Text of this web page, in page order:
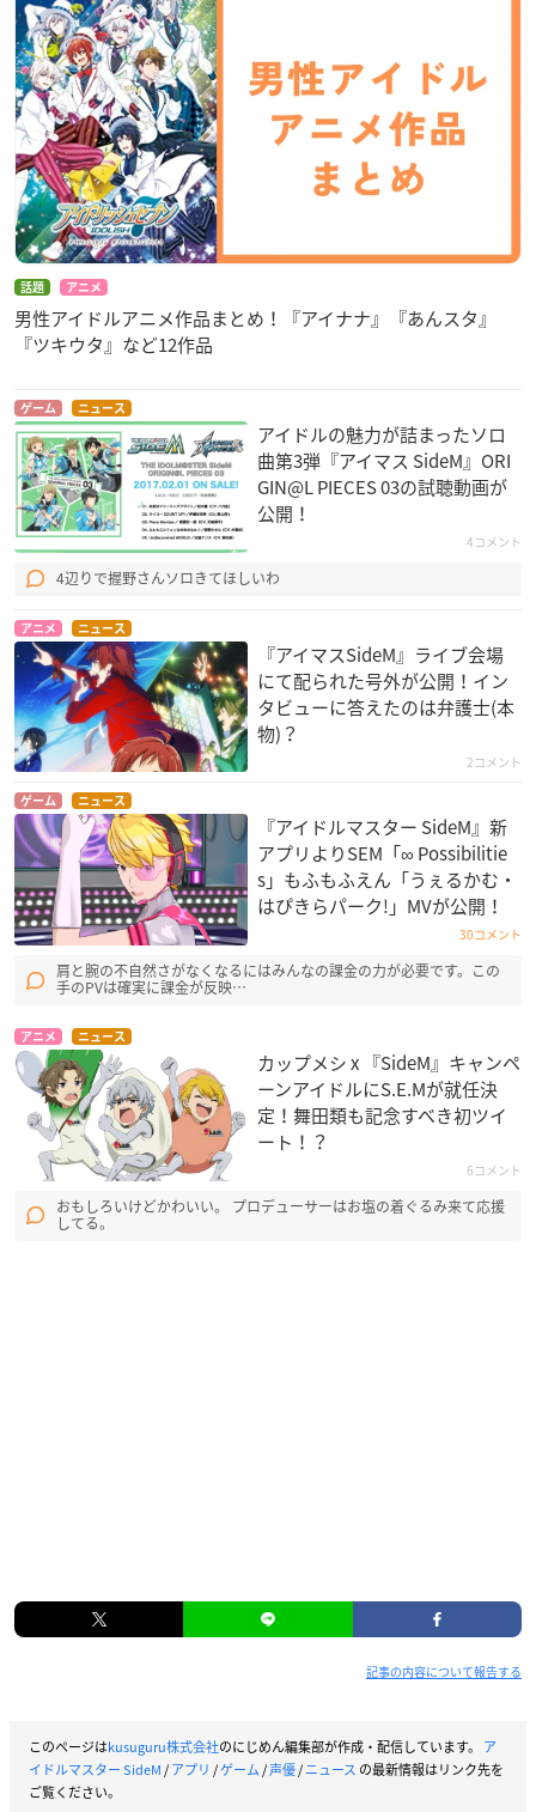
話題 アニメ
男性アイドルアニメ作品まとめ！『アイナナ』『あんスタ』
『ツキウタ』など12作品
ゲーム ニュース
アイドルの魅力が詰まったソロ
曲第3弾『アイマス SideM』ORI
GIN@L PIECES 03の試聴動画が
公開！
4コメント
4辺りで握野さんソロきてほしいわ
アニメ ニュース
『アイマスSideM』ライブ会場
にて配られた号外が公開！イン
タビューに答えたのは弁護士(本
物)？
2コメント
ゲーム ニュース
『アイドルマスター SideM』新
アプリよりSEM「∞ Possibilitie
s」もふもふえん「うぇるかむ・
はぴきらパーク!」MVが公開！
30コメント
肩と腕の不自然さがなくなるにはみんなの課金の力が必要です。この
手のPVは確実に課金が反映…
アニメ ニュース
カップメシ x 『SideM』キャンペ
ーンアイドルにS.E.Mが就任決
定！舞田類も記念すべき初ツイ
ート！？
6コメント
おもしろいけどかわいい。 プロデューサーはお塩の着ぐるみ来て応援
してる。
記事の内容について報告する
このページはkusuguru株式会社のにじめん編集部が作成・配信しています。 ア
イドルマスター SideM/アプリ /ゲーム/声優/ニュース の最新情報はリンク先を
ご覧ください。